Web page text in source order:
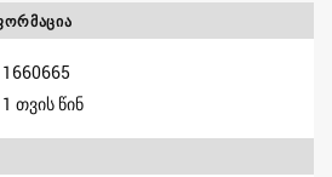
1660665
1 თვის წინ